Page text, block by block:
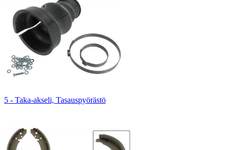
5 - Taka-akseli, Tasauspyörästö